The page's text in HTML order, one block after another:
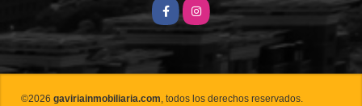
FacebookInstagram
©2026 gaviriainmobiliaria.com, todos los derechos reservados.